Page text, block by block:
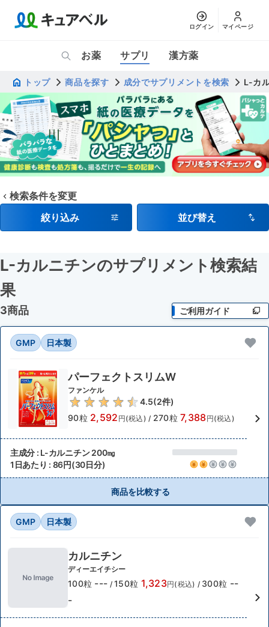
ログイン マイページ
お薬 サプリ 漢方薬
トップ 商品を探す 成分でサプリメントを検索 L-カ
検索条件を変更
絞り込み
並び替え
L-カルニチンのサプリメント検索結
果
3商品 ご利用ガイド
GMP 日本製
パーフェクトスリムW
ファンケル
4.5(2件)
90粒 2,592 円(税込) / 270粒 7,388円(税込)
主成分 : L-カルニチン 200㎎
1日あたり : 86円(30日分)
商品を比較する
GMP 日本製
カルニチン
ディーエイチシー
100粒 --- / 150粒 1,323円(税込) / 300粒 --
-